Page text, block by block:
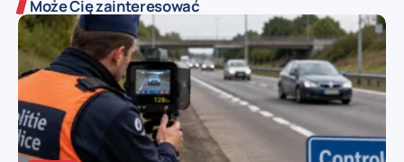
Może Cię zainteresować